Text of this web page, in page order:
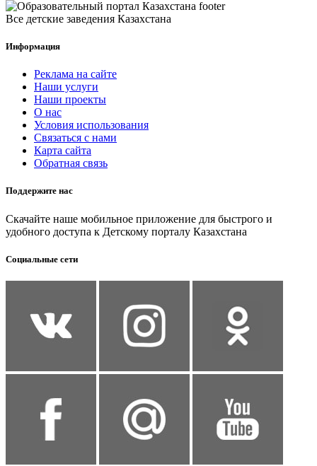
Все детские заведения Казахстана
Информация
Реклама на сайте
Наши услуги
Наши проекты
О нас
Условия использования
Связаться с нами
Карта сайта
Обратная связь
Поддержите нас
Скачайте наше мобильное приложение для быстрого и
удобного доступа к Детскому порталу Казахстана
Социальные сети